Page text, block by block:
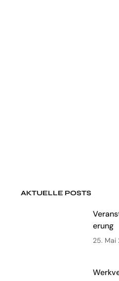
AKTUELLE POSTS
erung
25. Mai